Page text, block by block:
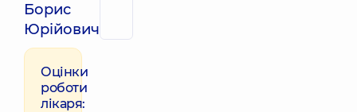
Борис
Юрійович
Оцінки
роботи
лікаря: